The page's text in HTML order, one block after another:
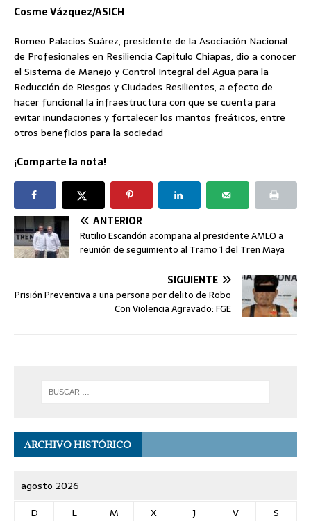
Cosme Vázquez/ASICH
Romeo Palacios Suárez, presidente de la Asociación Nacional
de Profesionales en Resiliencia Capitulo Chiapas, dio a conocer
el Sistema de Manejo y Control Integral del Agua para la
Reducción de Riesgos y Ciudades Resilientes, a efecto de
hacer funcional la infraestructura con que se cuenta para
evitar inundaciones y fortalecer los mantos freáticos, entre
otros beneficios para la sociedad
¡Comparte la nota!
ANTERIOR
Rutilio Escandón acompaña al presidente AMLO a
reunión de seguimiento al Tramo 1 del Tren Maya
SIGUIENTE
Prisión Preventiva a una persona por delito de Robo
Con Violencia Agravado: FGE
ARCHIVO HISTÓRICO
agosto 2026
D
L M X J V
S